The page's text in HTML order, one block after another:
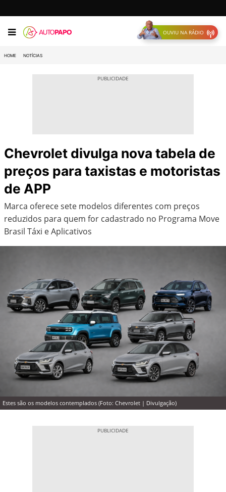
OUVIU NA RÁDIO
HOME NOTÍCIAS
Chevrolet divulga nova tabela de
preços para taxistas e motoristas
de APP
Marca oferece sete modelos diferentes com preços
reduzidos para quem for cadastrado no Programa Move
Brasil Táxi e Aplicativos
Estes são os modelos contemplados (Foto: Chevrolet | Divulgação)